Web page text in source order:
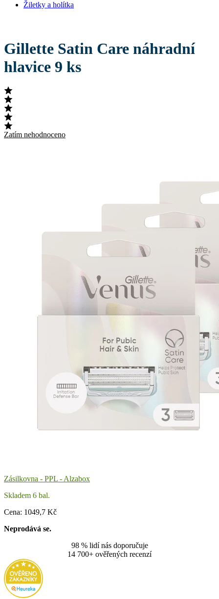
Žiletky a holítka
Gillette Satin Care náhradní
hlavice 9 ks
Zatím nehodnoceno
Zásilkovna - PPL - Alzabox
Skladem 6 bal.
Cena: 1049,7 Kč
Neprodává se.
98 % lidí nás doporučuje
14 700+ ověřených recenzí